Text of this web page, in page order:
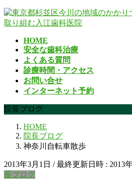
コ
ン
プ
ナ
ビ
動
HOME
安全な歯科治療
よくある質問
診療時間・アクセス
お問い合せ
インターネット予約
院長ブログ
HOME
院長ブログ
神奈川自転車散歩
2013年3月1日 / 最終更新日時 : 2013
長ブログ